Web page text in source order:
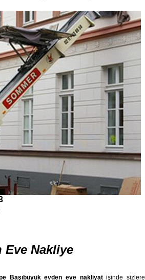
Eve Nakliye
Başıbüyük evden eve nakliyatişinde sizlere